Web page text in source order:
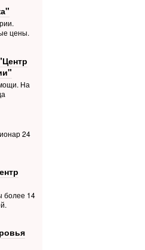
цены.
На
24
более 14